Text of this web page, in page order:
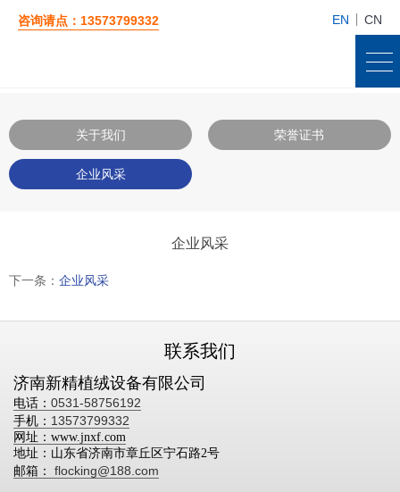
咨询请点：13573799332 EN CN
关于我们 荣誉证书
企业风采
企业风采
下一条： 企业风采
联系我们
济南新精植绒设备有限公司
电话： 0531-58756192
手机： 13573799332
网址：www.jnxf.com
地址：山东省济南市章丘区宁石路2号
邮箱： flocking@188.com